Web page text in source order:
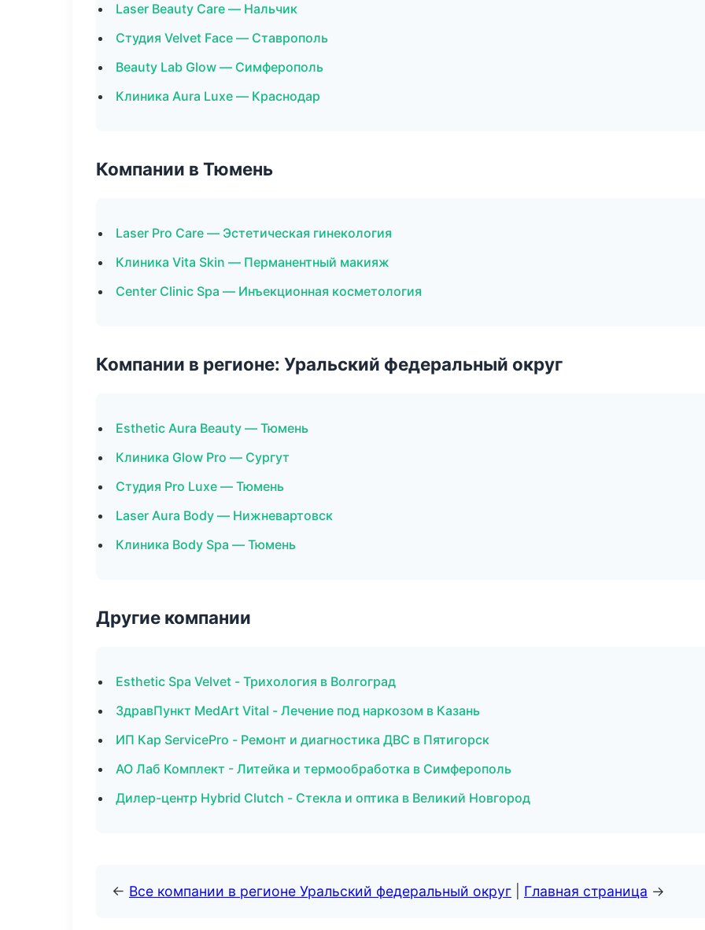
Laser Beauty Care — Нальчик
Студия Velvet Face — Ставрополь
Beauty Lab Glow — Симферополь
Клиника Aura Luxe — Краснодар
Компании в Тюмень
Laser Pro Care — Эстетическая гинекология
Клиника Vita Skin — Перманентный макияж
Center Clinic Spa — Инъекционная косметология
Компании в регионе: Уральский федеральный округ
Esthetic Aura Beauty — Тюмень
Клиника Glow Pro — Сургут
Студия Pro Luxe — Тюмень
Laser Aura Body — Нижневартовск
Клиника Body Spa — Тюмень
Другие компании
Esthetic Spa Velvet - Трихология в Волгоград
ЗдравПункт MedArt Vital - Лечение под наркозом в Казань
ИП Кар ServicePro - Ремонт и диагностика ДВС в Пятигорск
АО Лаб Комплект - Литейка и термообработка в Симферополь
Дилер-центр Hybrid Clutch - Стекла и оптика в Великий Новгород
← Все компании в регионе Уральский федеральный округ Главная страница →